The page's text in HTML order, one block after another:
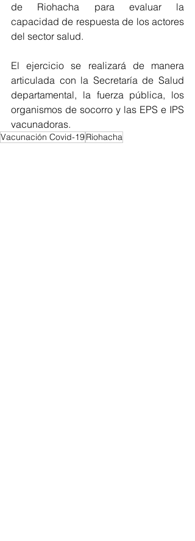
de Riohacha para evaluar la
capacidad de respuesta de los actores
del sector salud.
El ejercicio se realizará de manera
articulada con la Secretaría de Salud
departamental, la fuerza pública, los
organismos de socorro y las EPS e IPS
vacunadoras.
Vacunación Covid-19Riohacha